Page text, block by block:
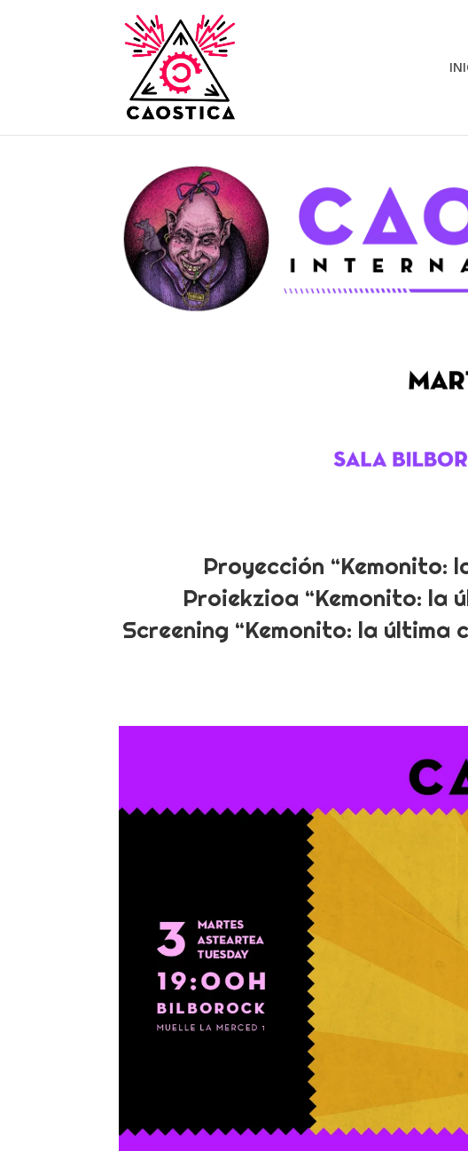
Proyección “Kemonito:
Proiekzioa “Kemonito: la
Screening “Kemonito: la última